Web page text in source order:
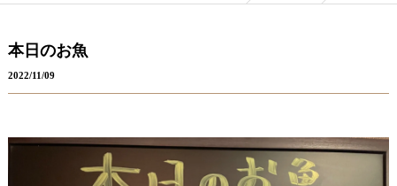
本日のお魚
2022/11/09